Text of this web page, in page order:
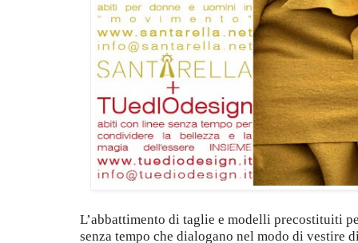
L’abbattimento di taglie e modelli precostituiti
senza tempo che dialogano nel modo di vestire